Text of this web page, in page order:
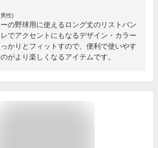
性)
の野球用に使えるロング丈のリストバン
でアクセントにもなるデザイン・カラー
かりとフィットすので、便利で使いやす
がより楽しくなるアイテムです。